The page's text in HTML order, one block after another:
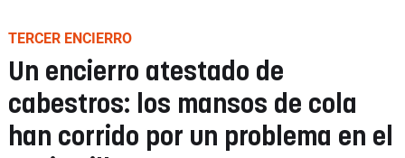
TERCER ENCIERRO
Un encierro atestado de
cabestros: los mansos de cola
han corrido por un problema en el